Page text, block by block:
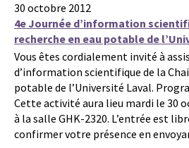
30 octobre 2012
4e Journée d’information
recherche en eau potable de
Vous êtes cordialement invité à
d’information scientifique de la
potable de l’Université Laval.
Cette activité aura lieu mardi le 30
à la salle GHK-2320. L’entrée est
confirmer votre présence en